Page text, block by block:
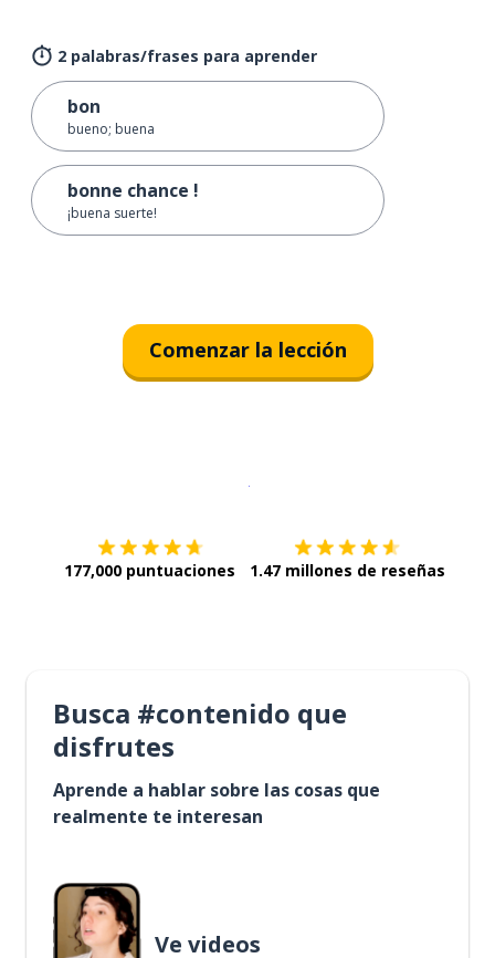
2 palabras/frases para aprender
bon
bueno; buena
bonne chance !
¡buena suerte!
Comenzar la lección
177,000 puntuaciones 1.47 millones de reseñas
Busca #contenido que
disfrutes
Aprende a hablar sobre las cosas que
realmente te interesan
Ve videos